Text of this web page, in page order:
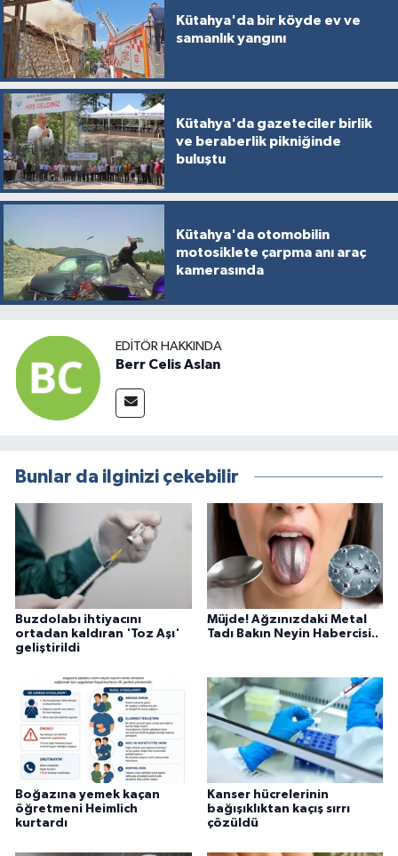
Kütahya'da bir köyde ev ve
samanlık yangını
Kütahya'da gazeteciler birlik
ve beraberlik pikniğinde
buluştu
Kütahya'da otomobilin
motosiklete çarpma anı araç
kamerasında
EDITÖR HAKKINDA
Berr Celis Aslan
Bunlar da ilginizi çekebilir
Buzdolabı ihtiyacını
ortadan kaldıran 'Toz Aşı'
geliştirildi
Müjde! Ağzınızdaki Metal
Tadı Bakın Neyin Habercisi..
Boğazına yemek kaçan
öğretmeni Heimlich
kurtardı
Kanser hücrelerinin
bağışıklıktan kaçış sırrı
çözüldü